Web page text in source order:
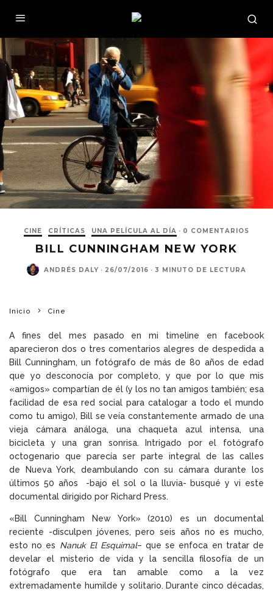
CINE CRÍTICAS UNA PELÍCULA AL DÍA · 0 COMENTARIOS
BILL CUNNINGHAM NEW YORK
ANDRÉS DALY · 26/07/2016 · 3 MINUTO DE LECTURA
Inicio Cine
A fines del mes pasado en mi timeline en facebook
aparecieron dos o tres comentarios alegres de despedida a
Bill Cunningham, un fotógrafo de más de 80 años de edad
que yo desconocía por completo, y que por lo que mis
«amigos» compartían de él (y los no tan amigos también; esa
facilidad de esa red social para catalogar a todo el mundo
como tu amigo), Bill se veía constantemente armado de una
vieja cámara análoga, una chaqueta azul intensa, una
bicicleta y una gran sonrisa. Intrigado por el fotógrafo
octogenario que parecía ser parte integral de las calles
de Nueva York, deambulando con su cámara durante los
últimos 50 años -bajo el sol o la lluvia- busqué y vi este
documental dirigido por Richard Press.
«Bill Cunningham New York» (2010) es un documental
reciente -disculpen jóvenes, pero seis años no es mucho,
esto no es Nanuk El Esquimal– que se enfoca en tratar de
develar el misterio de vida y la sencilla filosofía de un
fotógrafo que era tan amable como a la vez
extremadamente humilde y solitario. Durante cinco décadas,